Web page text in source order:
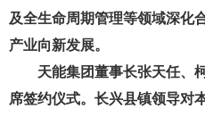
及全生命周期管理等领域深化
产业向新发展。
天能集团董事长张天任、
席签约仪式。长兴县镇领导对